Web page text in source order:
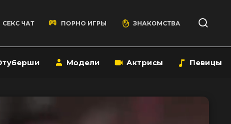
СЕКС ЧАТ ПОРНО ИГРЫ ЗНАКОМСТВА
Модели Актрисы Певицы